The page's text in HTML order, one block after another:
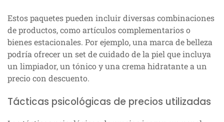
Estos paquetes pueden incluir diversas combinaciones
de productos, como artículos complementarios o
bienes estacionales. Por ejemplo, una marca de belleza
podría ofrecer un set de cuidado de la piel que incluya
un limpiador, un tónico y una crema hidratante a un
precio con descuento.
Tácticas psicológicas de precios utilizadas